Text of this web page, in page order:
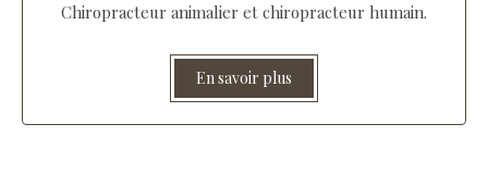
Chiropracteur animalier et chiropracteur humain.
En savoir plus